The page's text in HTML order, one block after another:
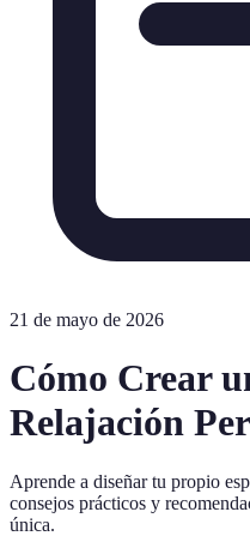
21 de mayo de 2026
Cómo Crear
Relajación
Aprende a diseñar tu propio
consejos prácticos y
única.